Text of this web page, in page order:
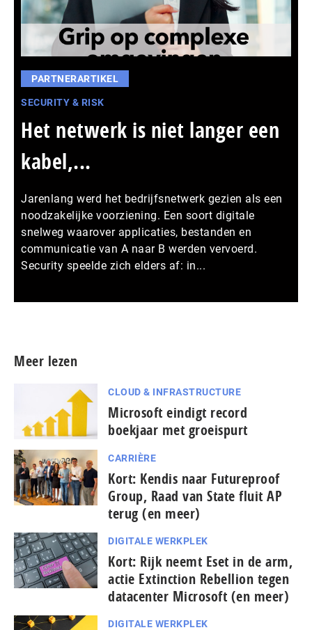
PARTNERARTIKEL
SECURITY & RISK
Het netwerk is niet langer een
kabel,...
Jarenlang werd het bedrijfsnetwerk gezien als een
noodzakelijke voorziening. Een soort digitale
snelweg waarover applicaties, bestanden en
communicatie van A naar B werden vervoerd.
Security speelde zich elders af: in...
Meer lezen
CLOUD & INFRASTRUCTURE
Microsoft eindigt record
boekjaar met groeispurt
CARRIÈRE
Kort: Kendis naar Futureproof
Group, Raad van State fluit AP
terug (en meer)
DIGITALE WERKPLEK
Kort: Rijk neemt Eset in de arm,
actie Extinction Rebellion tegen
datacenter Microsoft (en meer)
DIGITALE WERKPLEK